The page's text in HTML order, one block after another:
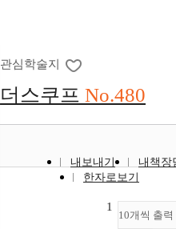
관심학술지
더스쿠프 No.480
내보내기
내책장
한자로보기
10개씩 출력
1